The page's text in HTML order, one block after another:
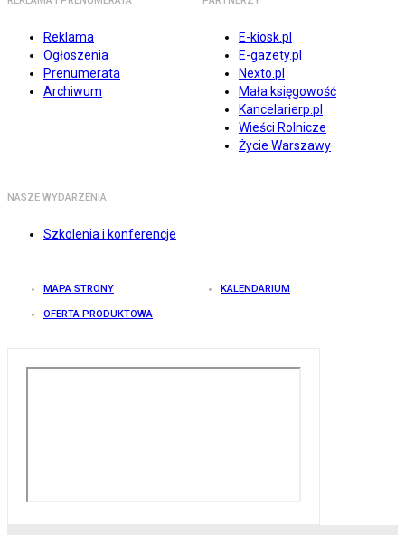
Reklama
Ogłoszenia
Prenumerata
Archiwum
E-kiosk.pl
E-gazety.pl
Nexto.pl
Mała księgowość
Kancelarierp.pl
Wieści Rolnicze
Życie Warszawy
NASZE WYDARZENIA
Szkolenia i konferencje
MAPA STRONY KALENDARIUM
OFERTA PRODUKTOWA